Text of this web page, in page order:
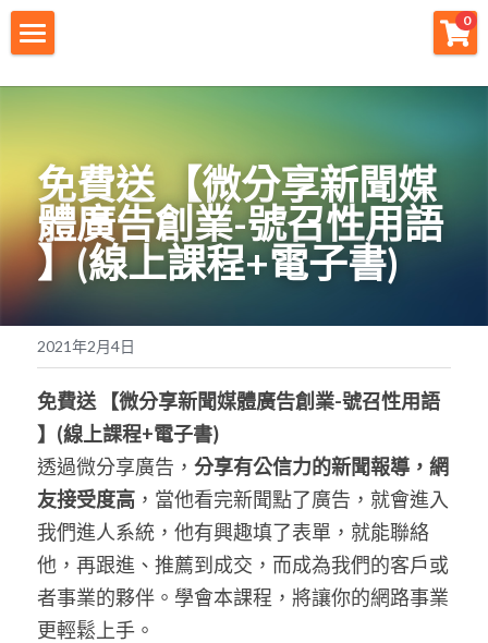
0
創業痛點
團隊資源
註冊會員
免費下載
創業商城
POWERED BY
免費送
【微分享新聞媒
體廣告創業-號召性用語
】(線上課程+電子書)
2021年2月4日
免費送
【微分享新聞媒體廣告創業-號召性用語
】 (線上課程+電子書)
透過微分享廣告， 分享有公信力的新聞報導，網
友接受度高 ，當他看完新聞點了廣告，就會進入
我們進人系統，他有興趣填了表單，就能聯絡
他，再跟進、推薦到成交，而成為我們的客戶或
者事業的夥伴。學會本課程，將讓你的網路事業
更輕鬆上手。
×